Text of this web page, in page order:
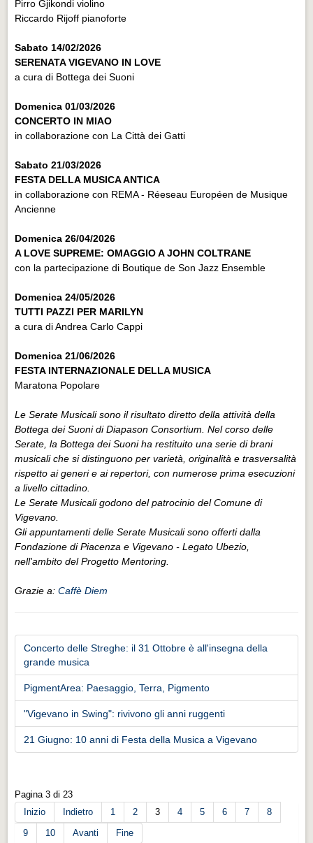
Pirro Gjikondi violino
Riccardo Rijoff pianoforte
Sabato 14/02/2026
SERENATA VIGEVANO IN LOVE
a cura di Bottega dei Suoni
Domenica 01/03/2026
CONCERTO IN MIAO
in collaborazione con La Città dei Gatti
Sabato 21/03/2026
FESTA DELLA MUSICA ANTICA
in collaborazione con REMA - Réeseau Européen de Musique
Ancienne
Domenica 26/04/2026
A LOVE SUPREME: OMAGGIO A JOHN COLTRANE
con la partecipazione di Boutique de Son Jazz Ensemble
Domenica 24/05/2026
TUTTI PAZZI PER MARILYN
a cura di Andrea Carlo Cappi
Domenica 21/06/2026
FESTA INTERNAZIONALE DELLA MUSICA
Maratona Popolare
Le Serate Musicali sono il risultato diretto della attività della
Bottega dei Suoni di Diapason Consortium. Nel corso delle
Serate, la Bottega dei Suoni ha restituito una serie di brani
musicali che si distinguono per varietà, originalità e trasversalità
rispetto ai generi e ai repertori, con numerose prima esecuzioni
a livello cittadino.
Le Serate Musicali godono del patrocinio del Comune di
Vigevano.
Gli appuntamenti delle Serate Musicali sono offerti dalla
Fondazione di Piacenza e Vigevano - Legato Ubezio,
nell'ambito del Progetto Mentoring.
Grazie a:Caffè Diem
Concerto delle Streghe: il 31 Ottobre è all'insegna della
grande musica
PigmentArea: Paesaggio, Terra, Pigmento
"Vigevano in Swing": rivivono gli anni ruggenti
21 Giugno: 10 anni di Festa della Musica a Vigevano
Pagina 3 di 23
Inizio
Indietro 1 2 3 4 5 6 7
8
9
10 Avanti Fine